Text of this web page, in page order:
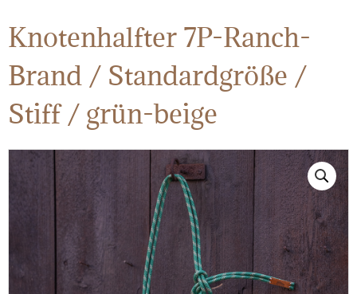
Knotenhalfter 7P-Ranch-
Brand / Standardgröße /
Stiff / grün-beige